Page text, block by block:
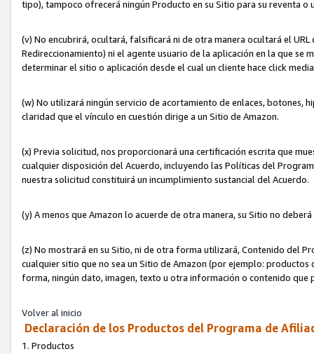
tipo), tampoco ofrecerá ningún Producto en su Sitio para su reventa o
(v) No encubrirá, ocultará, falsificará ni de otra manera ocultará el
Redireccionamiento) ni el agente usuario de la aplicación en la que
determinar el sitio o aplicación desde el cual un cliente hace click
(w) No utilizará ningún servicio de acortamiento de enlaces, botones,
claridad que el vínculo en cuestión dirige a un Sitio de Amazon.
(x) Previa solicitud, nos proporcionará una certificación escrita que
cualquier disposición del Acuerdo, incluyendo las Políticas del
nuestra solicitud constituirá un incumplimiento sustancial del Acuerdo.
(y) A menos que Amazon lo acuerde de otra manera, su Sitio no
(z) No mostrará en su Sitio, ni de otra forma utilizará, Contenido del
cualquier sitio que no sea un Sitio de Amazon (por ejemplo:
forma, ningún dato, imagen, texto u otra información o contenido
Volver al inicio
Declaración de los Productos del Programa de
1. Productos